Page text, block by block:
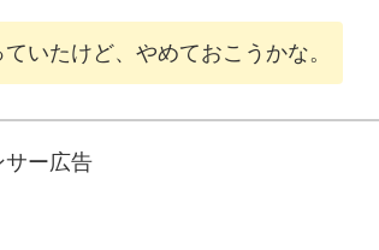
いたけど、やめておこうかな。
サー広告